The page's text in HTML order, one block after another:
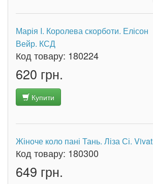
Марія I. Королева скорботи. Елісон
Вейр. КСД
Код товару: 180224
620 грн.
Купити
Жіноче коло пані Тань. Ліза Сі. Vivat
Код товару: 180300
649 грн.